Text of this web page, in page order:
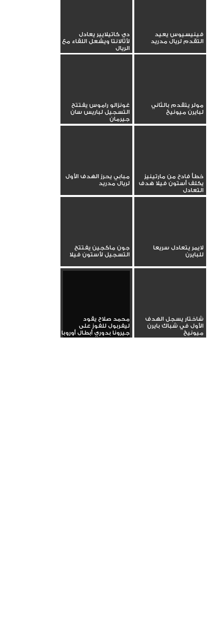
فينيسيوس يعيد
التقدم لريال مدريد
دي كاتيلايير يعادل
لأتالانتا ويشعل اللقاء مع
الريال
مولر يتقدم بالثاني
لبايرن ميونيخ
غونزالو راموس يفتتح
التسجيل لباريس سان
جيرمان
خطأ فادح من مارتينيز
يكلف أستون فيلا هدف
التعادل
مبابي يحرز الهدف الأول
لريال مدريد
لايمر يتعادل سريعا
للبايرن
جون ماكجين يفتتح
التسجيل لأستون فيلا
شاختار يسجل الهدف
الأول في شباك بايرن
ميونيخ
محمد صلاح يقود
ليفربول للفوز على
جيرونا بدوري أبطال أوروبا